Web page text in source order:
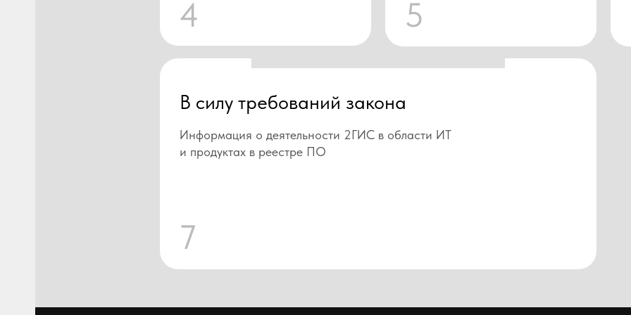
В силу требований закона
Информация о деятельности 2ГИС в области ИТ
и продуктах в реестре ПО
4
7
5